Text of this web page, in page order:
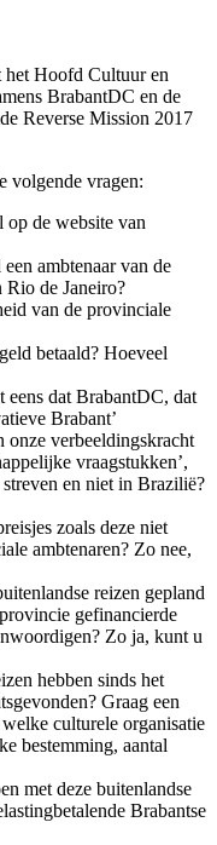
het Hoofd Cultuur en
BrabantDC en de
Reverse Mission 2017
volgende vragen:
op de website van
ambtenaar van de
de Janeiro?
van de provinciale
betaald? Hoeveel
dat BrabantDC, dat
Brabant’
onze verbeeldingskracht
vraagstukken’,
en niet in Brazilië?
zoals deze niet
ambtenaren? Zo nee,
reizen gepland
gefinancierde
Zo ja, kunt u
hebben sinds het
Graag een
culturele organisatie
bestemming, aantal
met deze buitenlandse
Brabantse